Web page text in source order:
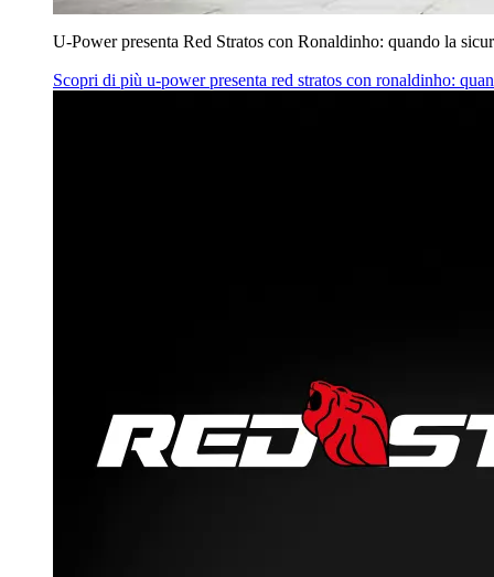
U‑Power presenta Red Stratos con Ronaldinho: quando la
Scopri di più u‑power presenta red stratos con ronaldinho: